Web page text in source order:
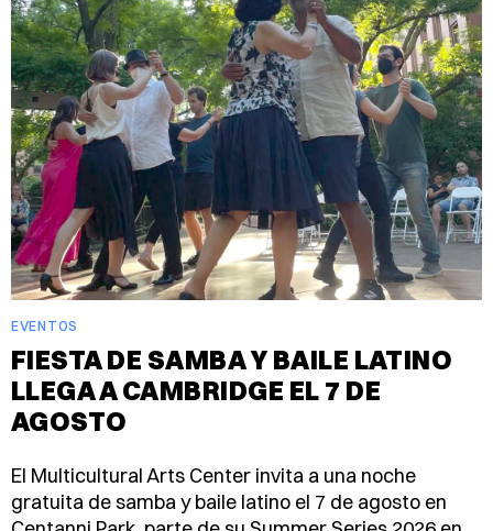
EVENTOS
FIESTA DE SAMBA Y BAILE LATINO
LLEGA A CAMBRIDGE EL 7 DE
AGOSTO
El Multicultural Arts Center invita a una noche
gratuita de samba y baile latino el 7 de agosto en